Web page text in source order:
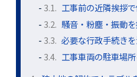
3.1. 工事前の近隣挨拶
3.2. 騒音・粉塵・振動
3.3. 必要な行政手続き
3.4. 工事車両の駐車場